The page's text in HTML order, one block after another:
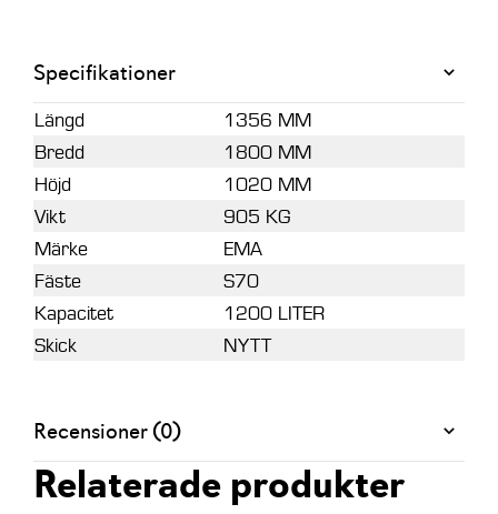
1800mm
-
S70
mängd
Specifikationer
Längd
1356 MM
Bredd
1800 MM
Höjd
1020 MM
Vikt
905 KG
Märke
EMA
Fäste
S70
Kapacitet
1200 LITER
Skick
NYTT
Recensioner (0)
Relaterade produkter